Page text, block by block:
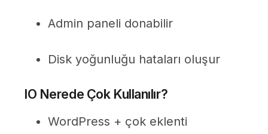
Admin paneli donabilir
Disk yoğunluğu hataları oluşur
IO Nerede Çok Kullanılır?
WordPress + çok eklenti